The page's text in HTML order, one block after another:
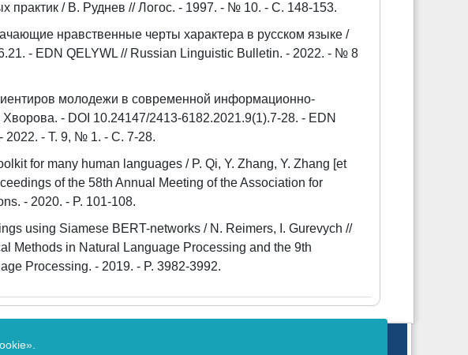
практик / В. Руднев // Логос. - 1997. - № 10. - С. 148-153.
нравственные черты характера в русском языке /
- EDN QELYWL // Russian Linguistic Bulletin. - 2022. - № 8
молодежи в современной информационно-
- DOI 10.24147/2413-6182.2021.9(1).7-28. - EDN
2022. - Т. 9, № 1. - С. 7-28.
for many human languages / P. Qi, Y. Zhang, Y. Zhang [et
of the 58th Annual Meeting of the Association for
- 2020. - P. 101-108.
using Siamese BERT-networks / N. Reimers, I. Gurevych //
Methods in Natural Language Processing and the 9th
Processing. - 2019. - P. 3982-3992.
технологий и массовых коммуникаций (Ромкомнадзор).